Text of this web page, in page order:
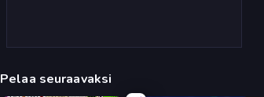
Pelaa seuraavaksi